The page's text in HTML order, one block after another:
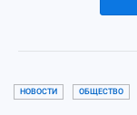
НОВОСТИ ОБЩЕСТВО